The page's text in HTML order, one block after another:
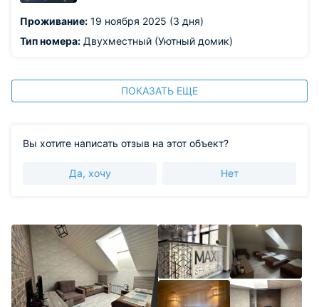
Проживание: 19 ноября 2025 (3 дня)
Тип номера: Двухместный (Уютный домик)
ПОКАЗАТЬ ЕЩЕ
Вы хотите написать отзыв на этот объект?
Да, хочу Нет